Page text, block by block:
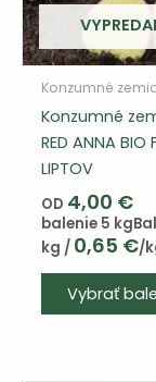
Konzumné
Konzumné
RED ANNA
LIPTOV
OD 4,00 €
balenie 5 kg
kg / 0,65 €/
Vybrať